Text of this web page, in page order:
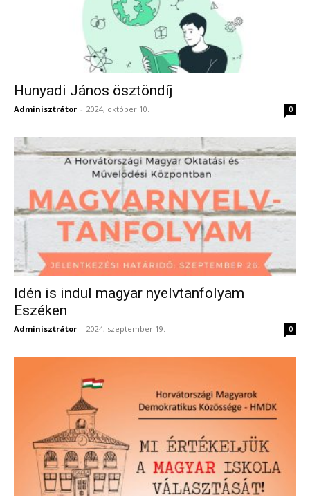
Hunyadi János ösztöndíj
Adminisztrátor - 2024, október 10. 0
Idén is indul magyar nyelvtanfolyam
Eszéken
Adminisztrátor - 2024, szeptember 19. 0